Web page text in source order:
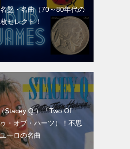
盤・名曲（70～80年代の
セレクト！
Stacey Q ）「Two Of
・オブ・ハーツ）！不思
ーロの名曲